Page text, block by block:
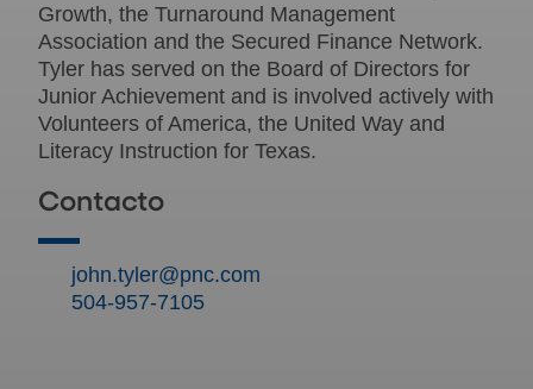
Growth, the Turnaround Management
Association and the Secured Finance Network.
Tyler has served on the Board of Directors for
Junior Achievement and is involved actively with
Volunteers of America, the United Way and
Literacy Instruction for Texas.
Contacto
john.tyler@pnc.com
504-957-7105